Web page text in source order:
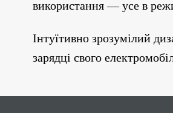
використання — усе в
Інтуїтивно зрозумілий
зарядці свого